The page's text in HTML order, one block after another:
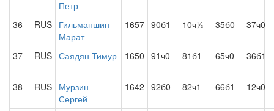
Петр
36 RUS Гильманшин
Марат
1657 90б1 10ч½ 35б0 37ч0
37 RUS Саядян Тимур 1650 91ч0 81б1 65ч0 36б1
38 RUS Мурзин
Сергей
1642 92б0 82ч1 66б1 12ч0